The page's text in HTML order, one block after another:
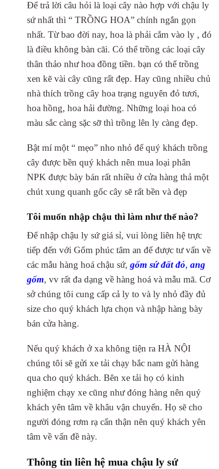
Để trả lời câu hỏi là loại cây nào hợp với chậu ly
sứ nhất thì “ TRỒNG HOA” chính ngắn gọn
nhất. Từ bao đời nay, hoa là phải cắm vào ly , đó
là điều không bàn cãi. Có thể trồng các loại cây
thân thảo như hoa đồng tiền. bạn có thể trồng
xen kẽ vài cây cũng rất đẹp. Hay cũng nhiều chủ
nhà thích trồng cây hoa trạng nguyên đỏ tươi,
hoa hồng, hoa hải đường. Những loại hoa có
màu sắc càng sặc sỡ thì trồng lên ly càng đẹp.
Bật mí một “ mẹo” nho nhỏ để quý khách trồng
cây được bền quý khách nên mua loại phân
NPK được bày bán rất nhiều ở cửa hàng thả một
chút xung quanh gốc cây sẽ rất bền và đẹp
Tôi muốn nhập chậu thì làm như thế nào?
Để nhập chậu ly sứ giá sỉ, vui lòng liên hệ trực
tiếp đến với Gốm phúc tâm an để được tư vấn về
các mẫu hàng hoá chậu sứ, gốm sứ đất đỏ, ang
gốm, vv rất đa dạng về hàng hoá và mẫu mã. Cơ
sở chúng tôi cung cấp cả ly to và ly nhỏ đầy đủ
size cho quý khách lựa chọn và nhập hàng bày
bán cửa hàng.
Nếu quý khách ở xa không tiện ra HÀ NỘI
chúng tôi sẽ gửi xe tải chạy bắc nam gửi hàng
qua cho quý khách. Bên xe tải họ có kinh
nghiệm chạy xe cũng như đóng hàng nên quý
khách yên tâm về khâu vận chuyển. Họ sẽ cho
người đóng rơm rạ cẩn thận nên quý khách yên
tâm về vấn đề này.
Thông tin liên hệ mua chậu ly sứ